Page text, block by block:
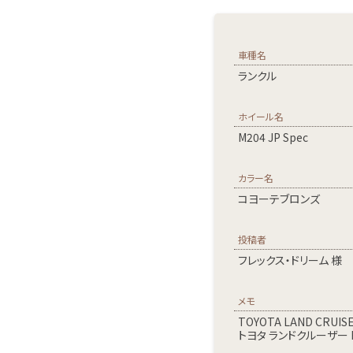
車種名
ランクル
ホイール名
M204 JP Spec
カラー名
コヨーテブロンズ
投稿者
フレックス・ドリーム 様
メモ
TOYOTA LAND
トヨタ ランドクルーザー